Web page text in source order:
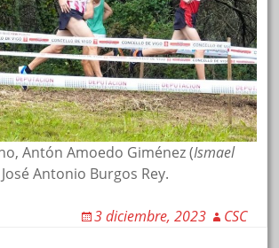
Antón Amoedo Giménez (Ismael
Antonio Burgos Rey.
3 diciembre, 2023 CSC